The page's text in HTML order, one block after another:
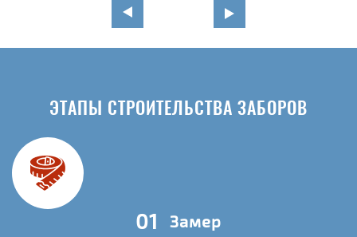
ЭТАПЫ СТРОИТЕЛЬСТВА ЗАБОРОВ
01 Замер